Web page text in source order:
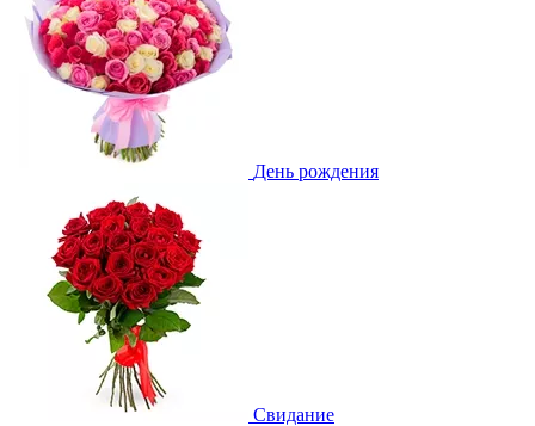
День рождения
Свидание